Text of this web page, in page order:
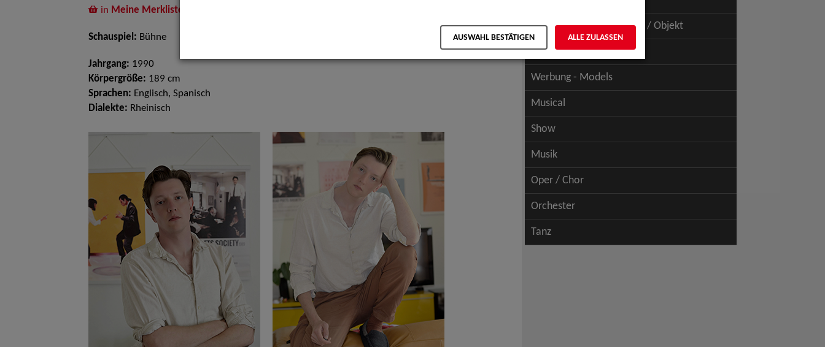
in Meine Merkliste
Schauspiel: Bühne
Jahrgang: 1990
Körpergröße: 189 cm
Sprachen: Englisch, Spanisch
Dialekte: Rheinisch
Schauspiel - Figur / Puppe / Objekt
Werbung - Talents
Werbung - Models
Musical
Show
Musik
Oper / Chor
Orchester
Tanz
AUSWAHL BESTÄTIGEN ALLE ZULASSEN